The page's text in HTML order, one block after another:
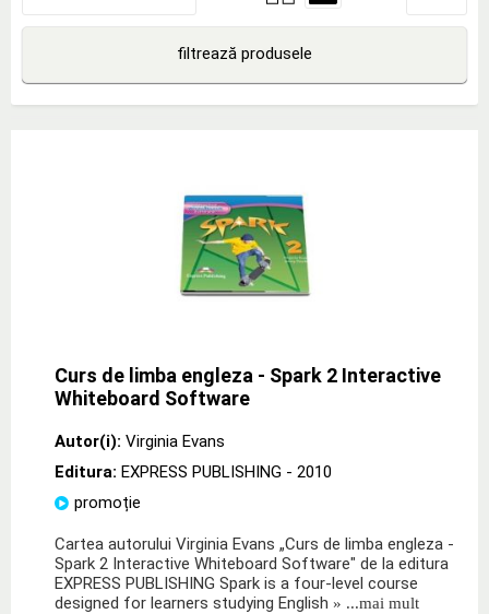
filtrează produsele
Curs de limba engleza - Spark 2 Interactive
Whiteboard Software
Autor(i): Virginia Evans
Editura: EXPRESS PUBLISHING - 2010
promoție
Cartea autorului Virginia Evans „Curs de limba engleza -
Spark 2 Interactive Whiteboard Software" de la editura
EXPRESS PUBLISHING Spark is a four-level course
designed for learners studying English » ...mai mult